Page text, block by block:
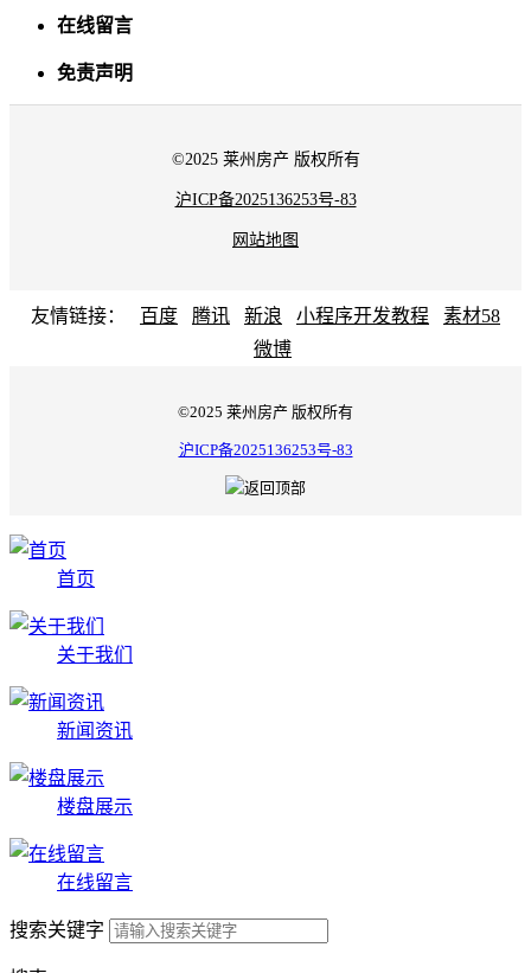
在线留言
免责声明
©2025 莱州房产 版权所有
沪ICP备2025136253号-83
网站地图
友情链接： 百度 腾讯 新浪 小程序开发教程
素材58
微博
©2025 莱州房产 版权所有
沪ICP备2025136253号-83
首页
关于我们
新闻资讯
楼盘展示
在线留言
搜索关键字